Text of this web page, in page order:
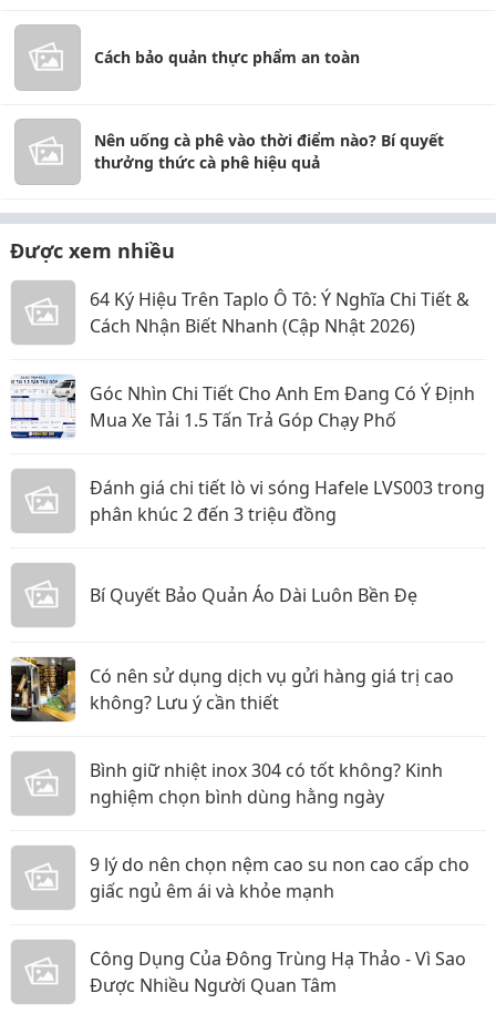
Cách bảo quản thực phẩm an toàn
Nên uống cà phê vào thời điểm nào? Bí quyết
thưởng thức cà phê hiệu quả
Được xem nhiều
64 Ký Hiệu Trên Taplo Ô Tô: Ý Nghĩa Chi Tiết &
Cách Nhận Biết Nhanh (Cập Nhật 2026)
Góc Nhìn Chi Tiết Cho Anh Em Đang Có Ý Định
Mua Xe Tải 1.5 Tấn Trả Góp Chạy Phố
Đánh giá chi tiết lò vi sóng Hafele LVS003 trong
phân khúc 2 đến 3 triệu đồng
Bí Quyết Bảo Quản Áo Dài Luôn Bền Đẹ
Có nên sử dụng dịch vụ gửi hàng giá trị cao
không? Lưu ý cần thiết
Bình giữ nhiệt inox 304 có tốt không? Kinh
nghiệm chọn bình dùng hằng ngày
9 lý do nên chọn nệm cao su non cao cấp cho
giấc ngủ êm ái và khỏe mạnh
Công Dụng Của Đông Trùng Hạ Thảo - Vì Sao
Được Nhiều Người Quan Tâm